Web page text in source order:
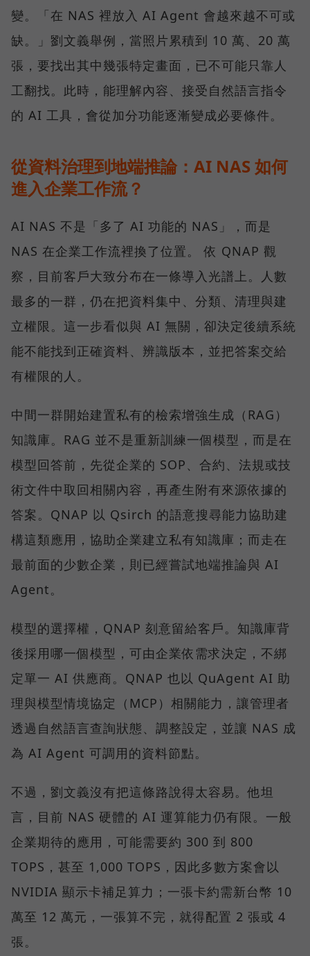
變。「在 NAS 裡放入 AI Agent 會越來越不可或
缺。」劉文義舉例，當照片累積到 10 萬、20 萬
張，要找出其中幾張特定畫面，已不可能只靠人
工翻找。此時，能理解內容、接受自然語言指令
的 AI 工具，會從加分功能逐漸變成必要條件。
從資料治理到地端推論：AI NAS 如何
進入企業工作流？
AI NAS 不是「多了 AI 功能的 NAS」，而是
NAS 在企業工作流裡換了位置。 依 QNAP 觀
察，目前客戶大致分布在一條導入光譜上。人數
最多的一群，仍在把資料集中、分類、清理與建
立權限。這一步看似與 AI 無關，卻決定後續系統
能不能找到正確資料、辨識版本，並把答案交給
有權限的人。
中間一群開始建置私有的檢索增強生成（RAG）
知識庫。RAG 並不是重新訓練一個模型，而是在
模型回答前，先從企業的 SOP、合約、法規或技
術文件中取回相關內容，再產生附有來源依據的
答案。QNAP 以 Qsirch 的語意搜尋能力協助建
構這類應用，協助企業建立私有知識庫；而走在
最前面的少數企業，則已經嘗試地端推論與 AI
Agent。
模型的選擇權，QNAP 刻意留給客戶。知識庫背
後採用哪一個模型，可由企業依需求決定，不綁
定單一 AI 供應商。QNAP 也以 QuAgent AI 助
理與模型情境協定（MCP）相關能力，讓管理者
透過自然語言查詢狀態、調整設定，並讓 NAS 成
為 AI Agent 可調用的資料節點。
不過，劉文義沒有把這條路說得太容易。他坦
言，目前 NAS 硬體的 AI 運算能力仍有限。一般
企業期待的應用，可能需要約 300 到 800
TOPS，甚至 1,000 TOPS，因此多數方案會以
NVIDIA 顯示卡補足算力；一張卡約需新台幣 10
萬至 12 萬元，一張算不完，就得配置 2 張或 4
張。